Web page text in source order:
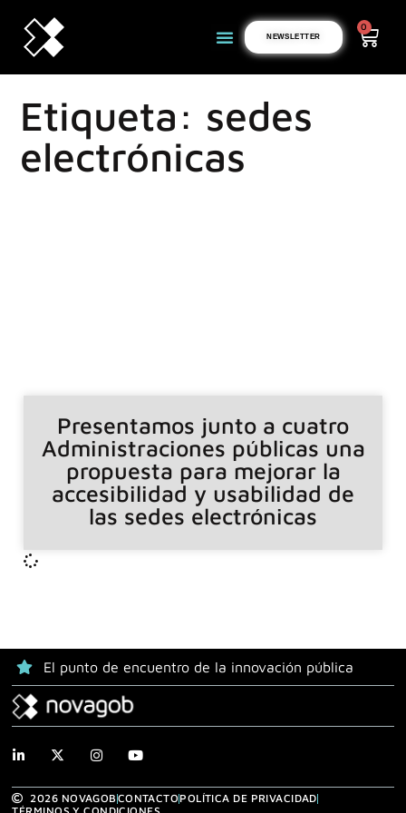
NEWSLETTER
0
Etiqueta: sedes
electrónicas
Presentamos junto a cuatro
Administraciones públicas una
propuesta para mejorar la
accesibilidad y usabilidad de
las sedes electrónicas
El punto de encuentro de la innovación pública
2026 NOVAGOBCONTACTOPOLÍTICA DE PRIVACIDAD